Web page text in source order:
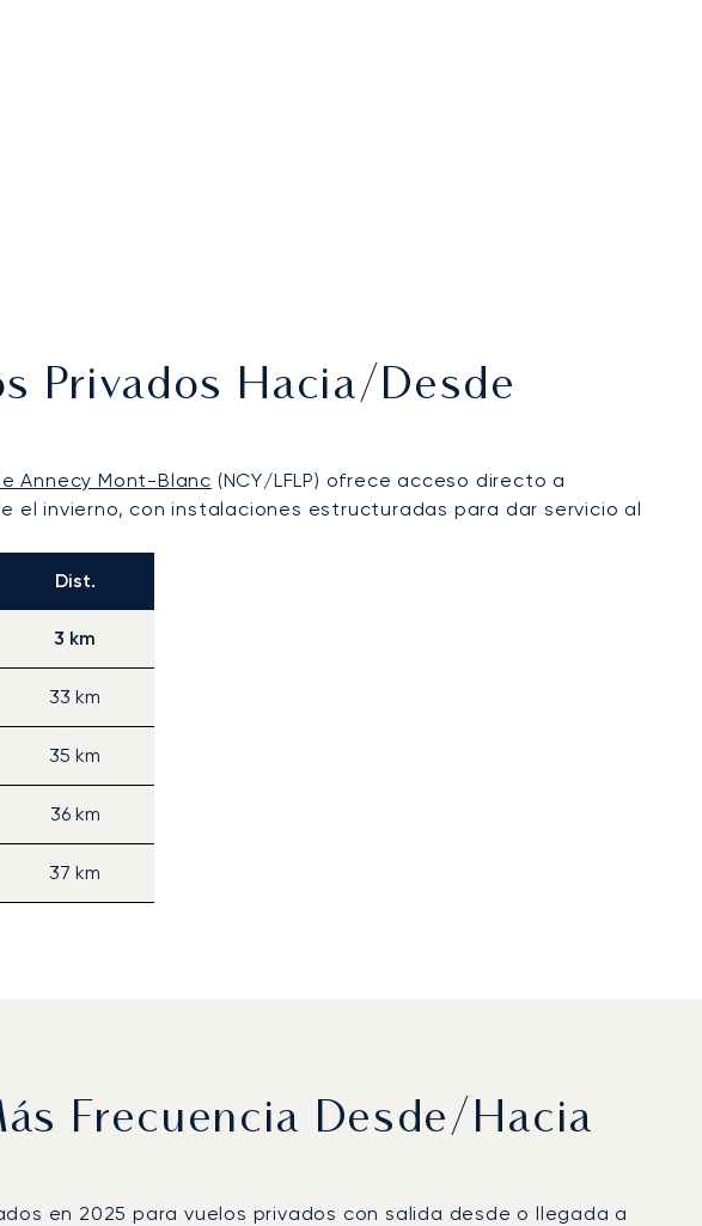
Privados Hacia/desde
Annecy Mont-Blanc (NCY/LFLP) ofrece acceso directo a
el invierno, con instalaciones estructuradas para dar servicio al
Dist.
3 km
33 km
35 km
36 km
37 km
Frecuencia Desde/hacia
en 2025 para vuelos privados con salida desde o llegada a